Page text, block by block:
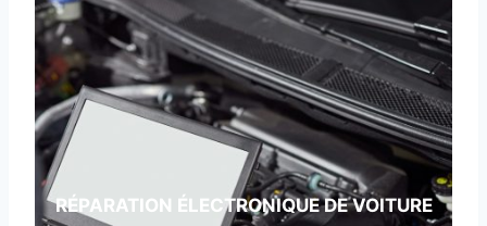
RÉPARATION ÉLECTRONIQUE DE VOITURE